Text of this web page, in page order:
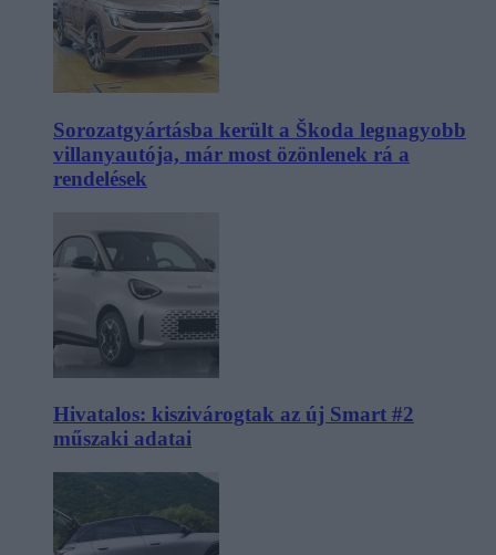
Sorozatgyártásba került a Škoda legnagyobb
villanyautója, már most özönlenek rá a
rendelések
Hivatalos: kiszivárogtak az új Smart #2
műszaki adatai